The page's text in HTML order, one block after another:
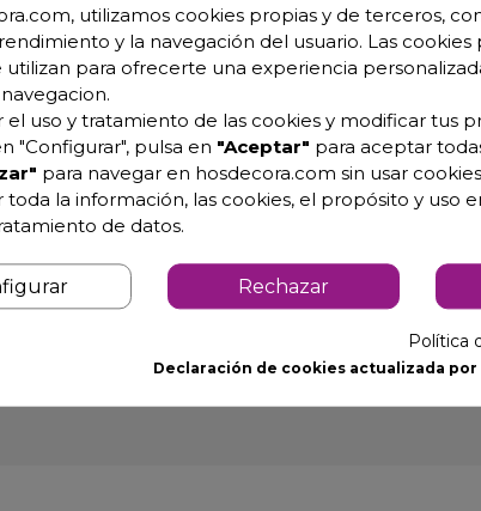
utilizamos cookies propias y de terceros,
y la navegación del usuario. Las cookies
utilizan para ofrecerte una experiencia
el uso y tratamiento de las cookies y modificar tus
"Configurar", pulsa en "Aceptar" para aceptar
para navegar en hosdecora.com sin usar
toda la información, las cookies, el propósito y uso
de datos.
Rechazar
Política
Declaración de cookies actualizada por